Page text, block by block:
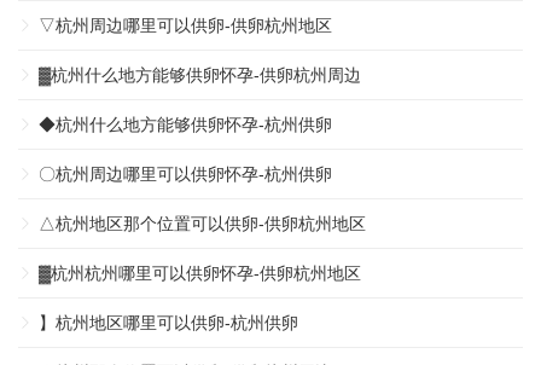
▽杭州周边哪里可以供卵-供卵杭州地区
▓杭州什么地方能够供卵怀孕-供卵杭州周边
◆杭州什么地方能够供卵怀孕-杭州供卵
〇杭州周边哪里可以供卵怀孕-杭州供卵
△杭州地区那个位置可以供卵-供卵杭州地区
▓杭州杭州哪里可以供卵怀孕-供卵杭州地区
】杭州地区哪里可以供卵-杭州供卵